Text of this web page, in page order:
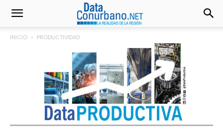
INICIO PRODUCTIVIDAD